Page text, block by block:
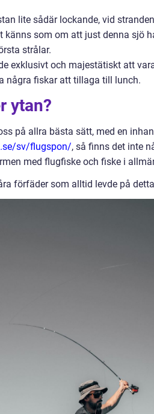
lite sådär lockande, vid
känns som om att just denna sjö
strålar.
exklusivt och majestätiskt att
några fiskar att tillaga till lunch.
ytan?
på allra bästa sätt, med en
sv/flugspon/, så finns det inte
med flugfiske och fiske i
förfäder som alltid levde på